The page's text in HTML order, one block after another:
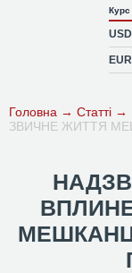
Курс
USD
EUR
Головна → Статті →
ЗВИЧНЕ ЖИТТЯ